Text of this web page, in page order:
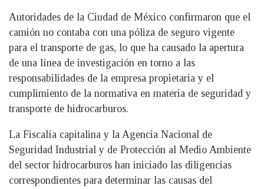
Autoridades de la Ciudad de México confirmaron que el
camión no contaba con una póliza de seguro vigente
para el transporte de gas, lo que ha causado la apertura
de una línea de investigación en torno a las
responsabilidades de la empresa propietaria y el
cumplimiento de la normativa en materia de seguridad y
transporte de hidrocarburos.
La Fiscalía capitalina y la Agencia Nacional de
Seguridad Industrial y de Protección al Medio Ambiente
del sector hidrocarburos han iniciado las diligencias
correspondientes para determinar las causas del